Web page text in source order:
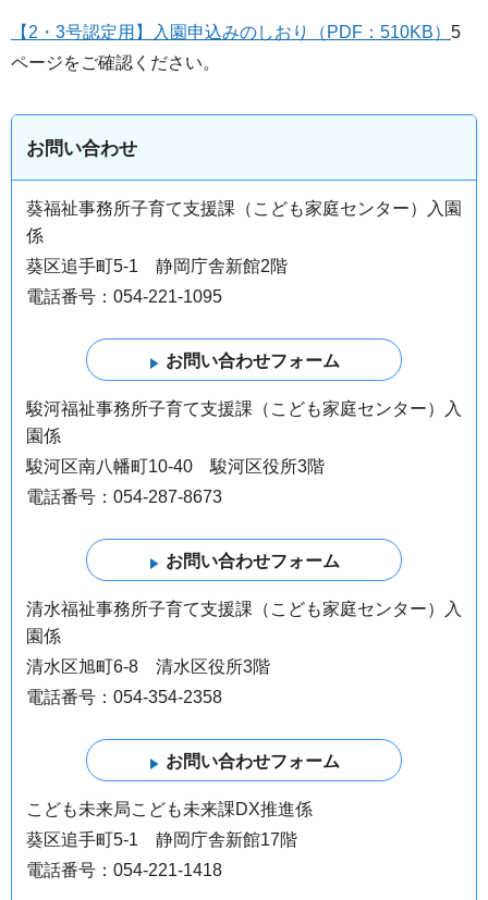
【2・3号認定用】入園申込みのしおり（PDF：510KB） 5
ページをご確認ください。
お問い合わせ
葵福祉事務所子育て支援課（こども家庭センター）入園
係
葵区追手町5-1 静岡庁舎新館2階
電話番号：054-221-1095
駿河福祉事務所子育て支援課（こども家庭センター）入
園係
駿河区南八幡町10-40 駿河区役所3階
電話番号：054-287-8673
清水福祉事務所子育て支援課（こども家庭センター）入
園係
清水区旭町6-8 清水区役所3階
電話番号：054-354-2358
こども未来局こども未来課DX推進係
葵区追手町5-1 静岡庁舎新館17階
電話番号：054-221-1418